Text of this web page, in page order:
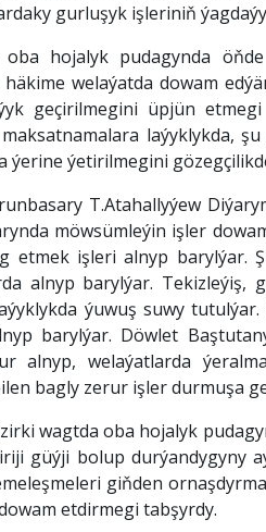
gurluşyk işleriniň
hojalyk pudagynda
welaýatda dowam
geçirilmegini üpjün
laýyklykda,
ýetirilmegini
T.Atahallyýew
möwsümleýin işler
etmek işleri alnyp
alnyp barylýar. Tekizleýiş,
ýuwuş suwy
barylýar. Döwlet
alnyp, welaýatlarda
bagly zerur işler durmuşa
wagtda oba hojalyk
güýji bolup durýandygyny
giňden
etdirmegi tabşyrdy.